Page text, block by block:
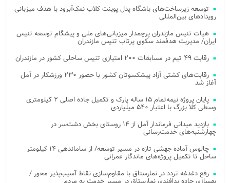
توسعه زیرساخت‌های باشگاه پدل پوینت کلاب نمک‌آبرود با هدف میزبانی
رویدادهای بین‌المللی
هیات تنیس مازندران پرچمدار میزبانی‌های ملی و پیشگام توسعه تنیس
ایران/ مدیریت هدفمند سکوی پرتاب تنیس مازندران
رقابت ۴۹ تیم در مسابقات ۲۰۰ امتیازی تنیس ساحلی کشور در مازندران
رقابت‌های کشتی آزاد پیشکسوتان کشور با حضور ۲۳۰ ورزشکار در آمل
آغاز شد
پایان پروژه نیمه‌تمام ۱۵ ساله پارک و تکمیل جاده اصلی ۲ کیلومتری
وسطی کلا بزرگ با اعتبار ۵۴۰ میلیاردی
بازدید میدانی فرماندار آمل از ۱۴ روستای بخش دشت‌سر در
چهارشنبه‌های خدمت‌رسانی
چالوس آماده جهشی تازه در مسیر توسعه/ از ساماندهی ۱۴ کیلومتر
ساحل تا تکمیل پروژه‌های ماندگار عمرانی
رفع دغدغه تردد در نمارستاق با مقاوم‌سازی نقاط آسیب‌پذیر محور /